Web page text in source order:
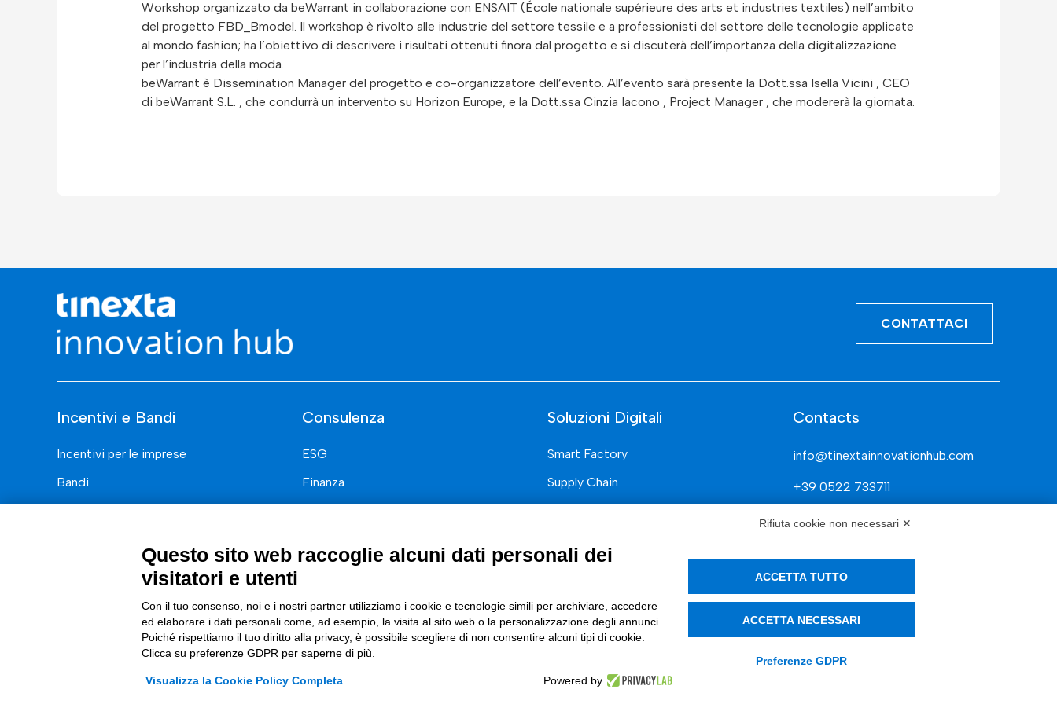
Workshop organizzato da beWarrant in collaborazione con ENSAIT (École nationale supérieure des arts et industries textiles) nell’ambito
del progetto FBD_Bmodel. Il workshop è rivolto alle industrie del settore tessile e a professionisti del settore delle tecnologie applicate
al mondo fashion; ha l’obiettivo di descrivere i risultati ottenuti finora dal progetto e si discuterà dell’importanza della digitalizzazione
per l’industria della moda.
beWarrant è Dissemination Manager del progetto e co-organizzatore dell’evento. All’evento sarà presente la Dott.ssa Isella Vicini , CEO
di beWarrant S.L. , che condurrà un intervento su Horizon Europe, e la Dott.ssa Cinzia Iacono , Project Manager , che modererà la giornata.
CONTATTACI
Incentivi e Bandi
Incentivi per le imprese
Bandi
Consulenza
ESG
Finanza
Digital Marketing
Trasformazione Digitale
Compliance Normativa Integrata
Soluzioni Digitali
Smart Factory
Supply Chain
Compliance
Contacts
info@tinextainnovationhub.com
+39 0522 733711
Sede Legale: Corso Mazzini, 11 42015
Privacy Policy
Rifiuta cookie non necessari ✕
Questo sito web raccoglie alcuni dati personali dei
visitatori e utenti
Con il tuo consenso, noi e i nostri partner utilizziamo i cookie e tecnologie simili per archiviare, accedere
ed elaborare i dati personali come, ad esempio, la visita al sito web o la personalizzazione degli annunci.
Poiché rispettiamo il tuo diritto alla privacy, è possibile scegliere di non consentire alcuni tipi di cookie.
Clicca su preferenze GDPR per saperne di più.
Visualizza la Cookie Policy Completa Powered by
ACCETTA TUTTO
ACCETTA NECESSARI
Preferenze GDPR